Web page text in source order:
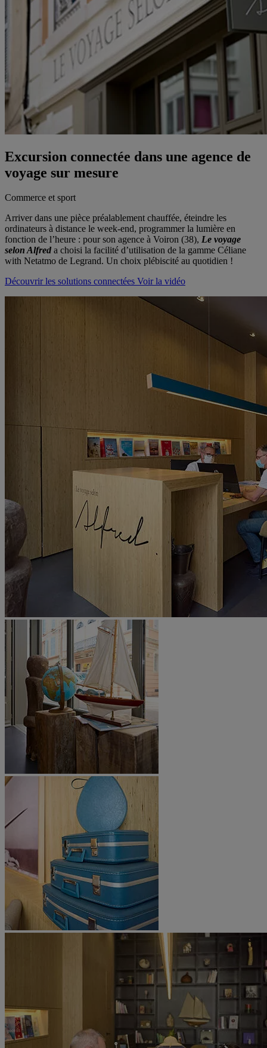
Excursion connectée dans une agence de
voyage sur mesure
Commerce et sport
Arriver dans une pièce préalablement chauffée, éteindre les
ordinateurs à distance le week-end, programmer la lumière en
fonction de l’heure : pour son agence à Voiron (38), Le voyage
selon Alfred a choisi la facilité d’utilisation de la gamme Céliane
with Netatmo de Legrand. Un choix plébiscité au quotidien !
Découvrir les solutions connectées Voir la vidéo